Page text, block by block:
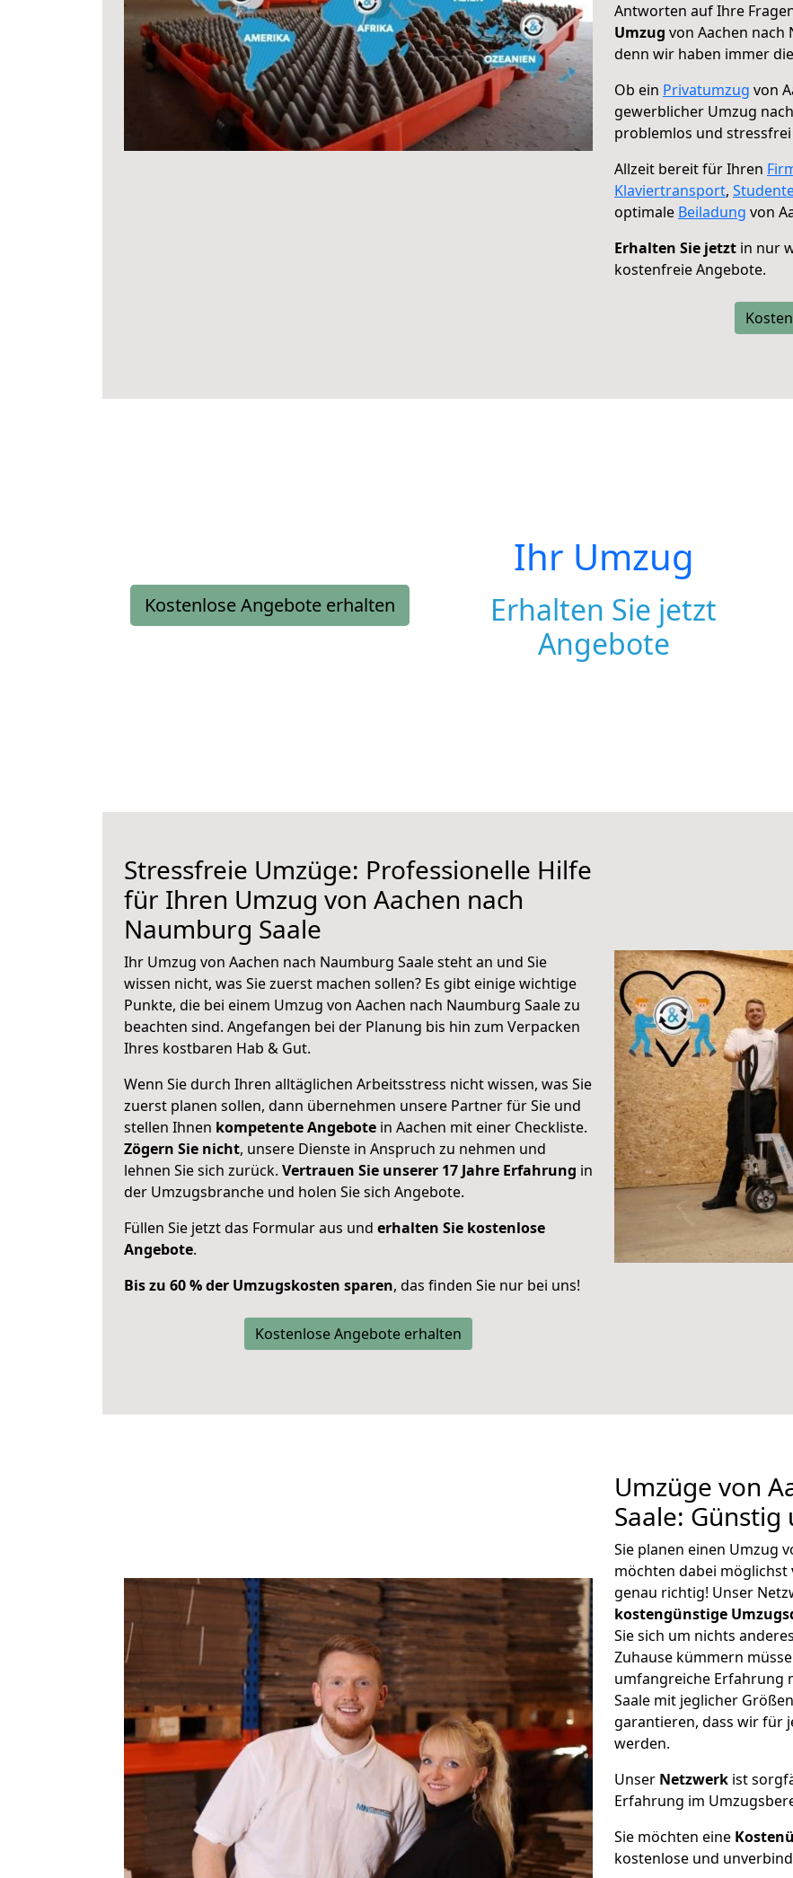
Antworten auf Ihre
Umzug von Aachen nach
denn wir haben immer
Ob ein Privatumzug von
gewerblicher Umzug
problemlos und
Allzeit bereit für Ihren
Klaviertransport,
optimale Beiladung von
Erhalten Sie jetzt in nur
kostenfreie Angebote.
Kostenlose Angebote erhalten
Ihr Umzug
Erhalten Sie jetzt
Angebote
Stressfreie Umzüge: Professionelle Hilfe
für Ihren Umzug von Aachen nach
Naumburg Saale
Ihr Umzug von Aachen nach Naumburg Saale steht an und Sie
wissen nicht, was Sie zuerst machen sollen? Es gibt einige wichtige
Punkte, die bei einem Umzug von Aachen nach Naumburg Saale zu
beachten sind. Angefangen bei der Planung bis hin zum Verpacken
Ihres kostbaren Hab & Gut.
Wenn Sie durch Ihren alltäglichen Arbeitsstress nicht wissen, was Sie
zuerst planen sollen, dann übernehmen unsere Partner für Sie und
stellen Ihnen kompetente Angebote in Aachen mit einer Checkliste.
Zögern Sie nicht, unsere Dienste in Anspruch zu nehmen und
lehnen Sie sich zurück. Vertrauen Sie unserer 17 Jahre Erfahrung in
der Umzugsbranche und holen Sie sich Angebote.
Füllen Sie jetzt das Formular aus und erhalten Sie kostenlose
Angebote.
Bis zu 60 % der Umzugskosten sparen, das finden Sie nur bei uns!
Kostenlose Angebote erhalten
Umzüge von
Saale: Günstig
Sie planen einen Umzug
möchten dabei möglichst
genau richtig! Unser
kostengünstige
Sie sich um nichts
Zuhause kümmern
umfangreiche Erfahrung
Saale mit jeglicher
garantieren, dass wir für
werden.
Unser Netzwerk ist
Erfahrung im
Sie möchten eine
kostenlose und